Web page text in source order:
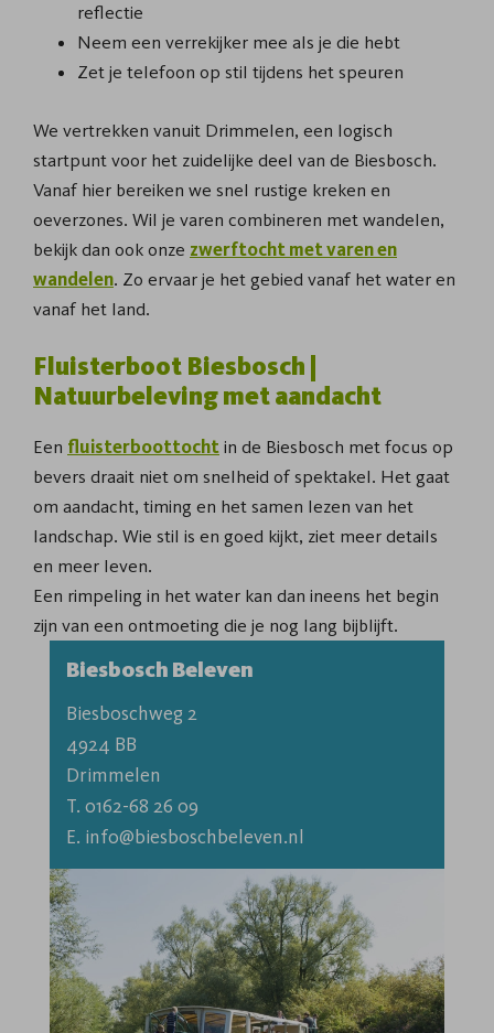
reflectie
Neem een verrekijker mee als je die hebt
Zet je telefoon op stil tijdens het speuren
We vertrekken vanuit Drimmelen, een logisch
startpunt voor het zuidelijke deel van de Biesbosch.
Vanaf hier bereiken we snel rustige kreken en
oeverzones. Wil je varen combineren met wandelen,
bekijk dan ook onze zwerftocht met varen en
wandelen. Zo ervaar je het gebied vanaf het water en
vanaf het land.
Fluisterboot Biesbosch |
Natuurbeleving met aandacht
Een fluisterboottocht in de Biesbosch met focus op
bevers draait niet om snelheid of spektakel. Het gaat
om aandacht, timing en het samen lezen van het
landschap. Wie stil is en goed kijkt, ziet meer details
en meer leven.
Een rimpeling in het water kan dan ineens het begin
zijn van een ontmoeting die je nog lang bijblijft.
Biesbosch Beleven
Biesboschweg 2
4924 BB
T. 0162-68 26 09
E. info@biesboschbeleven.nl